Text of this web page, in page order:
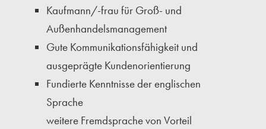
Kaufmann/-frau für Groß- und
Außenhandelsmanagement
Gute Kommunikationsfähigkeit und
ausgeprägte Kundenorientierung
Fundierte Kenntnisse der englischen
Sprache
weitere Fremdsprache von Vorteil